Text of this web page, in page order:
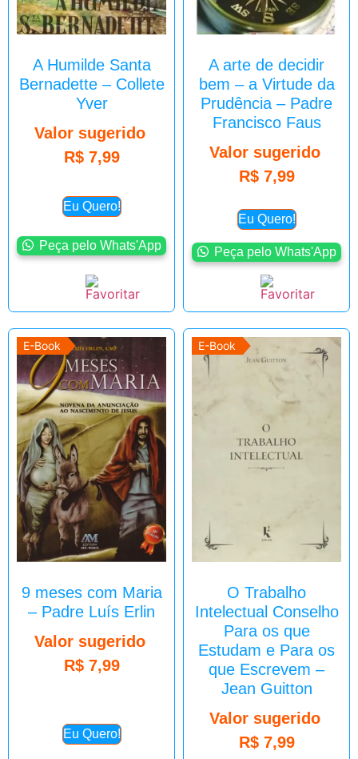
A Humilde Santa
Bernadette – Collete
Yver
Valor sugerido
R$7,99
Eu Quero!
Peça pelo Whats'App
A arte de decidir
bem – a Virtude da
Prudência – Padre
Francisco Faus
Valor sugerido
R$7,99
Eu Quero!
Peça pelo Whats'App
E-Book
9 meses com Maria
– Padre Luís Erlin
Valor sugerido
R$7,99
Eu Quero!
E-Book
O Trabalho
Intelectual Conselho
Para os que
Estudam e Para os
que Escrevem –
Jean Guitton
Valor sugerido
R$7,99